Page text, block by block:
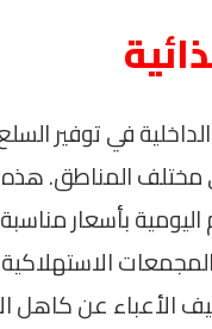
في توفير
في مختلف المناطق.
بأسعار
الأعباء عن كاهل